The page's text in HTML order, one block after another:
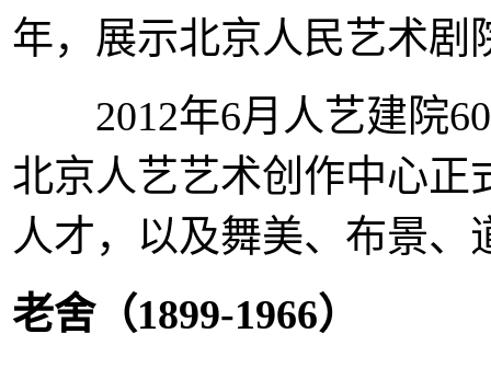
年，展示北京人民艺术剧
2012年6月人艺建院60
北京人艺艺术创作中心正
人才，以及舞美、布景
老舍（1899-1966）